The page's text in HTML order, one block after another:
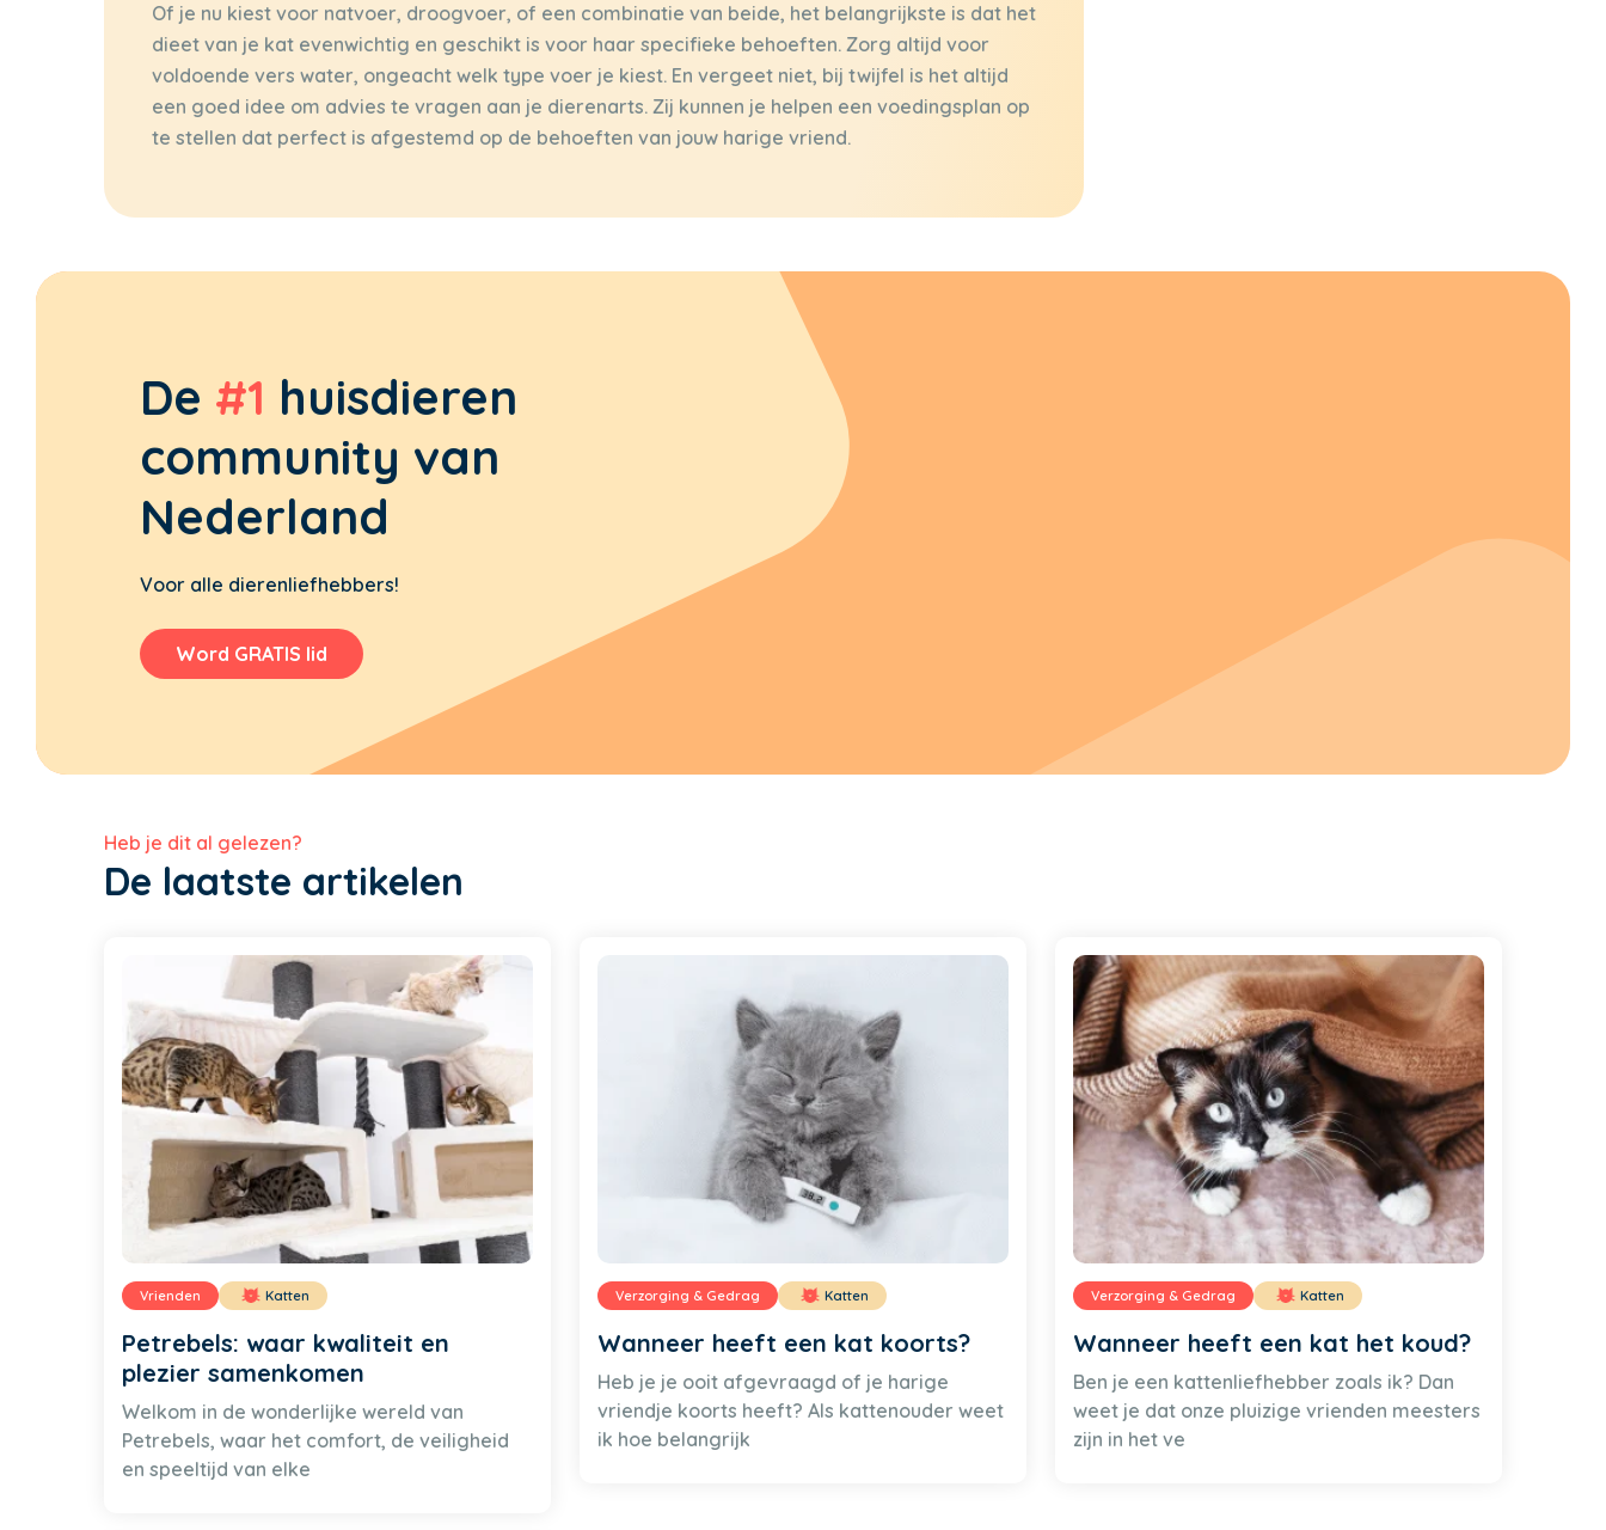
Of je nu kiest voor natvoer, droogvoer, of een combinatie van beide, het belangrijkste is dat het
dieet van je kat evenwichtig en geschikt is voor haar specifieke behoeften. Zorg altijd voor
voldoende vers water, ongeacht welk type voer je kiest. En vergeet niet, bij twijfel is het altijd
een goed idee om advies te vragen aan je dierenarts. Zij kunnen je helpen een voedingsplan op
te stellen dat perfect is afgestemd op de behoeften van jouw harige vriend.
De #1 huisdieren
community van
Nederland
Voor alle dierenliefhebbers!
Word GRATIS lid
Heb je dit al gelezen?
De laatste artikelen
Vrienden Katten
Petrebels: waar kwaliteit en
plezier samenkomen
Welkom in de wonderlijke wereld van
Petrebels, waar het comfort, de veiligheid
en speeltijd van elke
Verzorging & Gedrag Katten
Wanneer heeft een kat koorts?
Heb je je ooit afgevraagd of je harige
vriendje koorts heeft? Als kattenouder weet
ik hoe belangrijk
Verzorging & Gedrag Katten
Wanneer heeft een kat het koud?
Ben je een kattenliefhebber zoals ik? Dan
weet je dat onze pluizige vrienden meesters
zijn in het ve